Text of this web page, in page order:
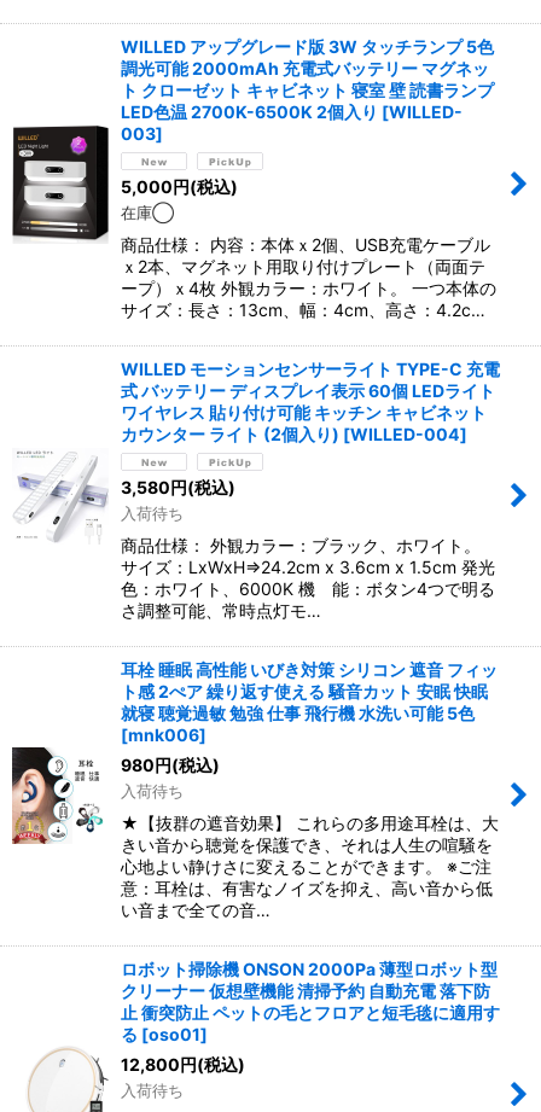
WILLED アップグレード版 3W タッチランプ 5色
調光可能 2000mAh 充電式バッテリー マグネッ
ト クローゼット キャビネット 寝室 壁 読書ランプ
LED色温 2700K-6500K 2個入り [WILLED-
003]
5,000円(税込)
在庫◯
商品仕様： 内容：本体ｘ2個、USB充電ケーブル
ｘ2本、マグネット用取り付けプレート（両面テ
ープ）ｘ4枚 外観カラー：ホワイト。 一つ本体の
サイズ：長さ：13cm、幅：4cm、高さ：4.2c…
WILLED モーションセンサーライト TYPE-C 充電
式 バッテリー ディスプレイ表示 60個 LEDライト
ワイヤレス 貼り付け可能 キッチン キャビネット
カウンター ライト (2個入り) [WILLED-004]
3,580円(税込)
入荷待ち
商品仕様： 外観カラー：ブラック、ホワイト。
サイズ：LxWxH⇒24.2cm x 3.6cm x 1.5cm 発光
色：ホワイト、6000K 機 能：ボタン4つで明る
さ調整可能、常時点灯モ…
耳栓 睡眠 高性能 いびき対策 シリコン 遮音 フィッ
ト感 2ぺア 繰り返す使える 騒音カット 安眠 快眠
就寝 聴覚過敏 勉強 仕事 飛行機 水洗い可能 5色
[mnk006]
980円(税込)
入荷待ち
★【抜群の遮音効果】 これらの多用途耳栓は、大
きい音から聴覚を保護でき、それは人生の喧騒を
心地よい静けさに変えることができます。 ※ご注
意：耳栓は、有害なノイズを抑え、高い音から低
い音まで全ての音…
ロボット掃除機 ONSON 2000Pa 薄型ロボット型
クリーナー 仮想壁機能 清掃予約 自動充電 落下防
止 衝突防止 ペットの毛とフロアと短毛毯に適用す
る [oso01]
12,800円(税込)
入荷待ち